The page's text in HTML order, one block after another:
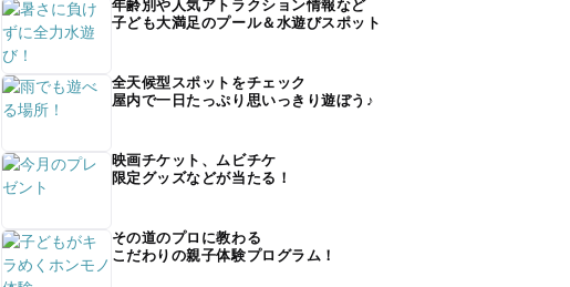
年齢別や人気アトラクション情報など
子ども大満足のプール＆水遊びスポット
全天候型スポットをチェック
屋内で一日たっぷり思いっきり遊ぼう♪
映画チケット、ムビチケ
限定グッズなどが当たる！
その道のプロに教わる
こだわりの親子体験プログラム！